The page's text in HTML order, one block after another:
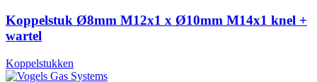
Koppelstuk Ø8mm M12x1 x Ø10mm M14x1 knel +
wartel
Koppelstukken